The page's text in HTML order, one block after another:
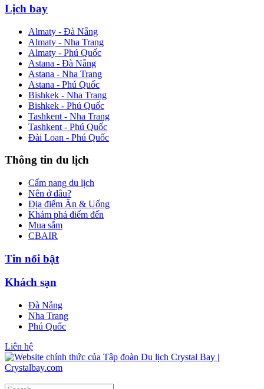
Lịch bay
Almaty - Đà Nẵng
Almaty - Nha Trang
Almaty - Phú Quốc
Astana - Đà Nẵng
Astana - Nha Trang
Astana - Phú Quốc
Bishkek - Nha Trang
Bishkek - Phú Quốc
Tashkent - Nha Trang
Tashkent - Phú Quốc
Đài Loan - Phú Quốc
Thông tin du lịch
Cẩm nang du lịch
Nên ở đâu?
Địa điểm Ăn & Uống
Khám phá điểm đến
Mua sắm
CBAIR
Tin nổi bật
Khách sạn
Đà Nẵng
Nha Trang
Phú Quốc
Liên hệ